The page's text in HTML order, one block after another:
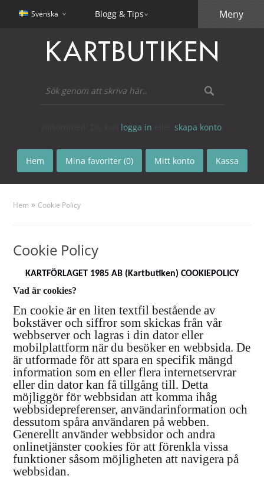
Svenska Blogg & Tips
logga in skapa konto
Hem Mina favoriter (0) Mitt konto Kassa
Meny
Hem » Cookie Policy
Cookie Policy
KARTFÖRLAGET 1985 AB (Kartbutiken) COOKIEPOLICY
Vad är cookies?
En cookie är en liten textfil bestående av
bokstäver och siffror som skickas från vår
webbserver och lagras i din dator eller
mobilplattform när du besöker en webbsida. De
är utformade för att spara en specifik mängd
information som en eller flera internetservrar
eller din dator kan få tillgång till. Detta
möjliggör för webbsidan att komma ihåg
webbsidepreferenser, användarinformation och
dessutom spåra användaren på webben.
Generellt använder webbsidor och andra
onlinetjänster cookies för att förenkla vissa
funktioner såsom möjligheten att navigera på
webbsidan.